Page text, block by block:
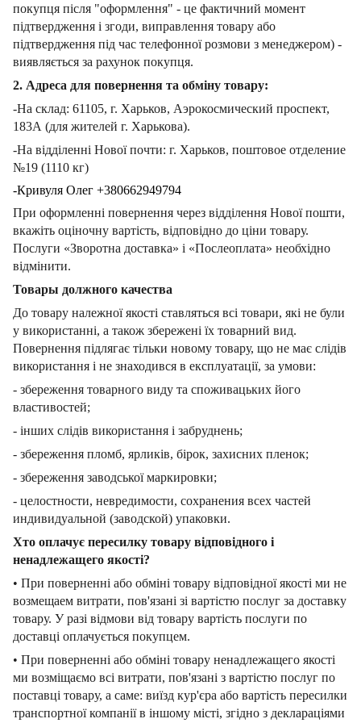
покупця після "оформлення" - це фактичний момент
підтвердження і згоди, виправлення товару або
підтвердження під час телефонної розмови з менеджером) -
виявляється за рахунок покупця.
2. Адреса для повернення та обміну товару:
-На склад: 61105, г. Харьков, Аэрокосмический проспект,
183А (для жителей г. Харькова).
-На відділенні Нової почти: г. Харьков, поштовое отделение
№19 (1110 кг)
-Кривуля Олег +380662949794
При оформленні повернення через відділення Нової пошти,
вкажіть оціночну вартість, відповідно до ціни товару.
Послуги «Зворотна доставка» і «Послеоплата» необхідно
відмінити.
Товары должного качества
До товару належної якості ставляться всі товари, які не були
у використанні, а також збережені їх товарний вид.
Повернення підлягає тільки новому товару, що не має слідів
використання і не знаходився в експлуатації, за умови:
- збереження товарного виду та споживацьких його
властивостей;
- інших слідів використання і забруднень;
- збереження пломб, ярликів, бірок, захисних пленок;
- збереження заводської маркировки;
- целостности, невредимости, сохранения всех частей
индивидуальной (заводской) упаковки.
Хто оплачує пересилку товару відповідного і
ненадлежащего якості?
• При поверненні або обміні товару відповідної якості ми не
возмещаем витрати, пов'язані зі вартістю послуг за доставку
товару. У разі відмови від товару вартість послуги по
доставці оплачується покупцем.
• При поверненні або обміні товару ненадлежащего якості
ми возміщаємо всі витрати, пов'язані з вартістю послуг по
поставці товару, а саме: виїзд кур'єра або вартість пересилки
транспортної компанії в іншому місті, згідно з деклараціями